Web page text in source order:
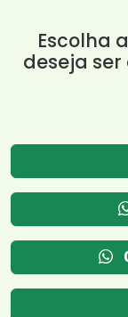
Escolha
deseja